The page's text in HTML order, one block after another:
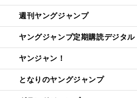
週刊ヤングジャンプ
ヤングジャンプ定期購読デジタル
ヤンジャン！
となりのヤングジャンプ